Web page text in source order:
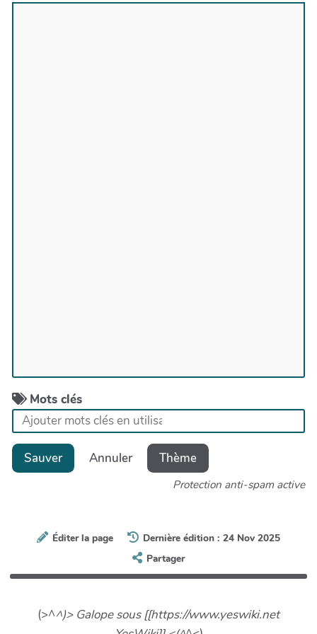
Mots clés
Sauver Annuler Thème
Protection anti-spam active
Éditer la page
Dernière édition : 24 Nov 2025
Partager
(>^^)> Galope sous [[https://www.yeswiki.net